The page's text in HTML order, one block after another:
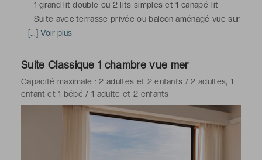
- 1 grand lit double ou 2 lits simples et 1 canapé-lit
- Suite avec terrasse privée ou balcon aménagé vue sur
la mer, climatisation, télévision à écran plat avec
café Nespresso et sélection de thés, téléphone, coffre-
-
Salle de bains avec douche ou baignoire, toilettes,
sèche-cheveux, peignoirs & chaussons, articles de
toilette haut de gamme
[...] Voir plus
Suite Classique 1 chambre vue mer
Capacité maximale : 2 adultes et 2 enfants / 2 adultes, 1
enfant et 1 bébé / 1 adulte et 2 enfants